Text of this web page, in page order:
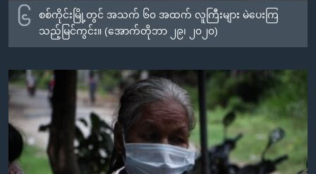
၆
စစ်ကိုင်းမြို့တွင် အသက် ၆၀ အထက် လူကြီးများ မဲပေးကြ
သည့်မြင်ကွင်း။ (အောက်တိုဘာ ၂၉၊ ၂၀၂၀)